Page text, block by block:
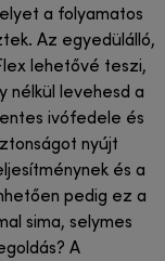
a folyamatos
Az egyedülálló,
lehetővé teszi,
nélkül levehesd a
ivófedele és
nyújt
és a
pedig ez a
sima, selymes
A